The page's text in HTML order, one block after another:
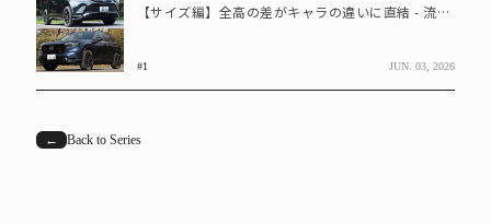
【サイズ編】全高の差がキャラの違いに直結 - 流麗なハリアー、広いCR-V
#1 JUN. 03, 2026
← Back to Series